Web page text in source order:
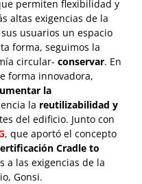
permiten flexibilidad y
altas exigencias de la
usuarios un espacio
forma, seguimos la
circular- conservar. En
forma innovadora,
la
la reutilizabilidad y
del edificio. Junto con
, que aportó el concepto
Cradle to
a las exigencias de la
Gonsi.